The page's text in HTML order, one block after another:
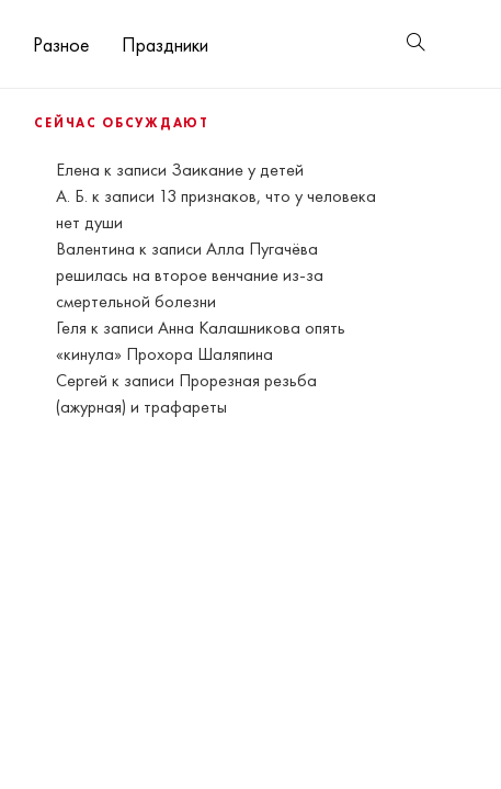
Разное Праздники
СЕЙЧАС ОБСУЖДАЮТ
Елена к записи Заикание у детей
А. Б. к записи 13 признаков, что у человека
нет души
Валентина к записиАлла Пугачёва
решилась на второе венчание из-за
смертельной болезни
Геля к записиАнна Калашникова опять
«кинула» Прохора Шаляпина
Сергей к записи Прорезная резьба
(ажурная) и трафареты